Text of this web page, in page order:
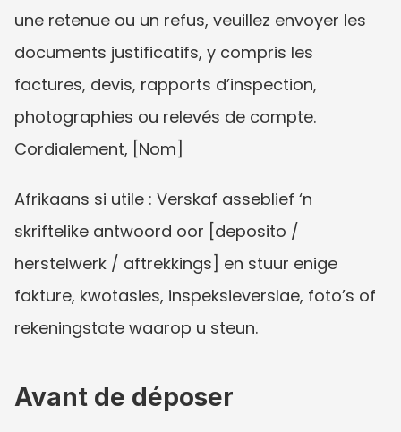
une retenue ou un refus, veuillez envoyer les
documents justificatifs, y compris les
factures, devis, rapports d’inspection,
photographies ou relevés de compte.
Cordialement, [Nom]
Afrikaans si utile : Verskaf asseblief ‘n
skriftelike antwoord oor [deposito /
herstelwerk / aftrekkings] en stuur enige
fakture, kwotasies, inspeksieverslae, foto’s of
rekeningstate waarop u steun.
Avant de déposer